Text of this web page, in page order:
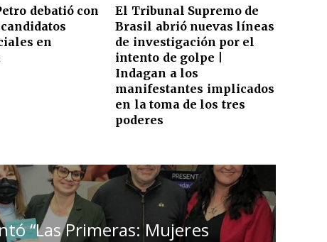
debatió con
en
El Tribunal Supremo de
Brasil abrió nuevas líneas
de investigación por el
intento de golpe |
Indagan a los
manifestantes implicados
en la toma de los tres
poderes
“Las Primeras: Mujeres